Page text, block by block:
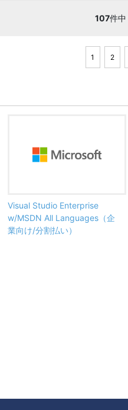
107件中
1 2
Visual Studio Enterprise
w/MSDN All Languages（企
業向け/分割払い）